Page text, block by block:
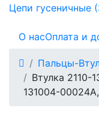
Цепи гусеничные
О насОплата и
Пальцы-
Втулка 2110-
131004-